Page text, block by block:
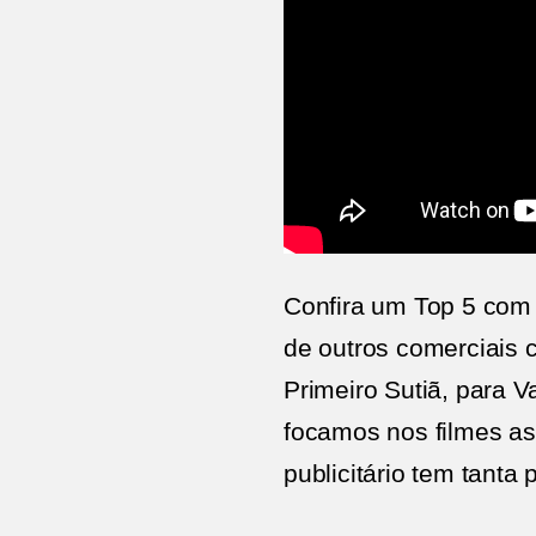
Confira um Top 5
de outros comerciais
Primeiro Sutiã, para
focamos nos filmes
publicitário tem tanta